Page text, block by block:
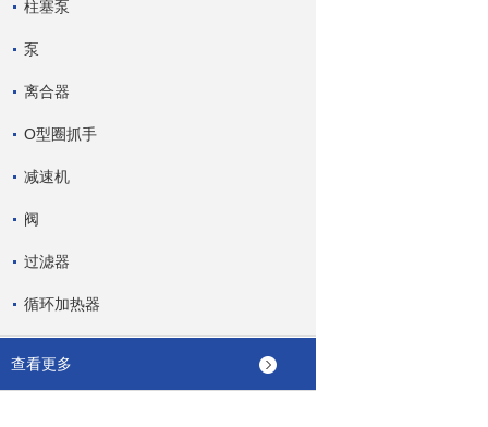
柱塞泵
泵
离合器
O型圈抓手
减速机
阀
过滤器
循环加热器
查看更多